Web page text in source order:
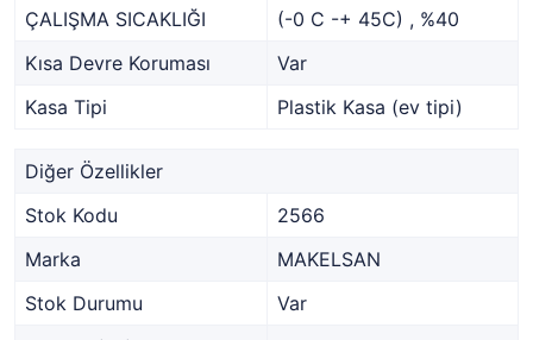
ÇALIŞMA SICAKLIĞI
(-0 C -+ 45C) , %40
Kısa Devre Koruması
Var
Kasa Tipi
Plastik Kasa (ev tipi)
Diğer Özellikler
Stok Kodu
2566
Marka
MAKELSAN
Stok Durumu
Var